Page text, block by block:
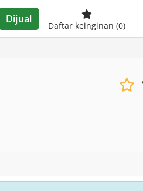
Dijual
Daftar keinginan (0)